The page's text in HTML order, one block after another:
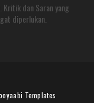
Kritik dan Saran yang
diperlukan.
Templates